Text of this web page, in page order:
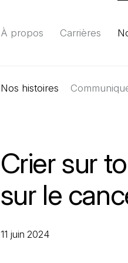
À propos Carrières
Nos histoires
Crier sur
sur le
11 juin 2024